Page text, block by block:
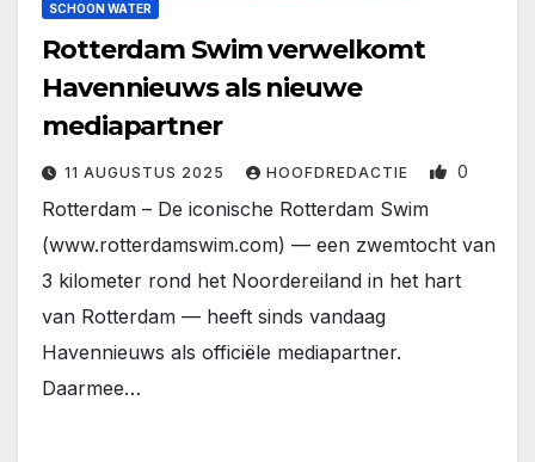
SCHOON WATER
Rotterdam Swim verwelkomt
Havennieuws als nieuwe
mediapartner
11 AUGUSTUS 2025 HOOFDREDACTIE 0
Rotterdam – De iconische Rotterdam Swim
(www.rotterdamswim.com) — een zwemtocht van
3 kilometer rond het Noordereiland in het hart
van Rotterdam — heeft sinds vandaag
Havennieuws als officiële mediapartner.
Daarmee…